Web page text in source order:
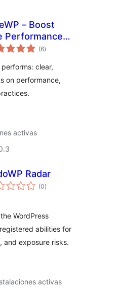
– Boost
Performance
Clear,
(6total
de
)
clear,
on performance,
activas
Radar
(0total
de
)
WordPress
abilities for
and exposure risks.
activas